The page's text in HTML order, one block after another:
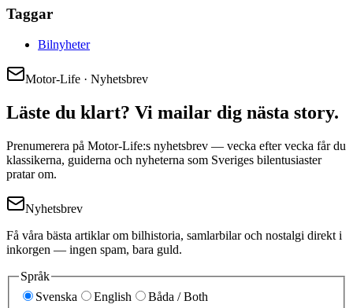
Taggar
Bilnyheter
Motor-Life · Nyhetsbrev
Läste du klart? Vi mailar dig nästa story.
Prenumerera på Motor-Life:s nyhetsbrev — vecka efter vecka får du
klassikerna, guiderna och nyheterna som Sveriges bilentusiaster
pratar om.
Nyhetsbrev
Få våra bästa artiklar om bilhistoria, samlarbilar och nostalgi direkt i
inkorgen — ingen spam, bara guld.
Språk
Svenska
English Båda / Both